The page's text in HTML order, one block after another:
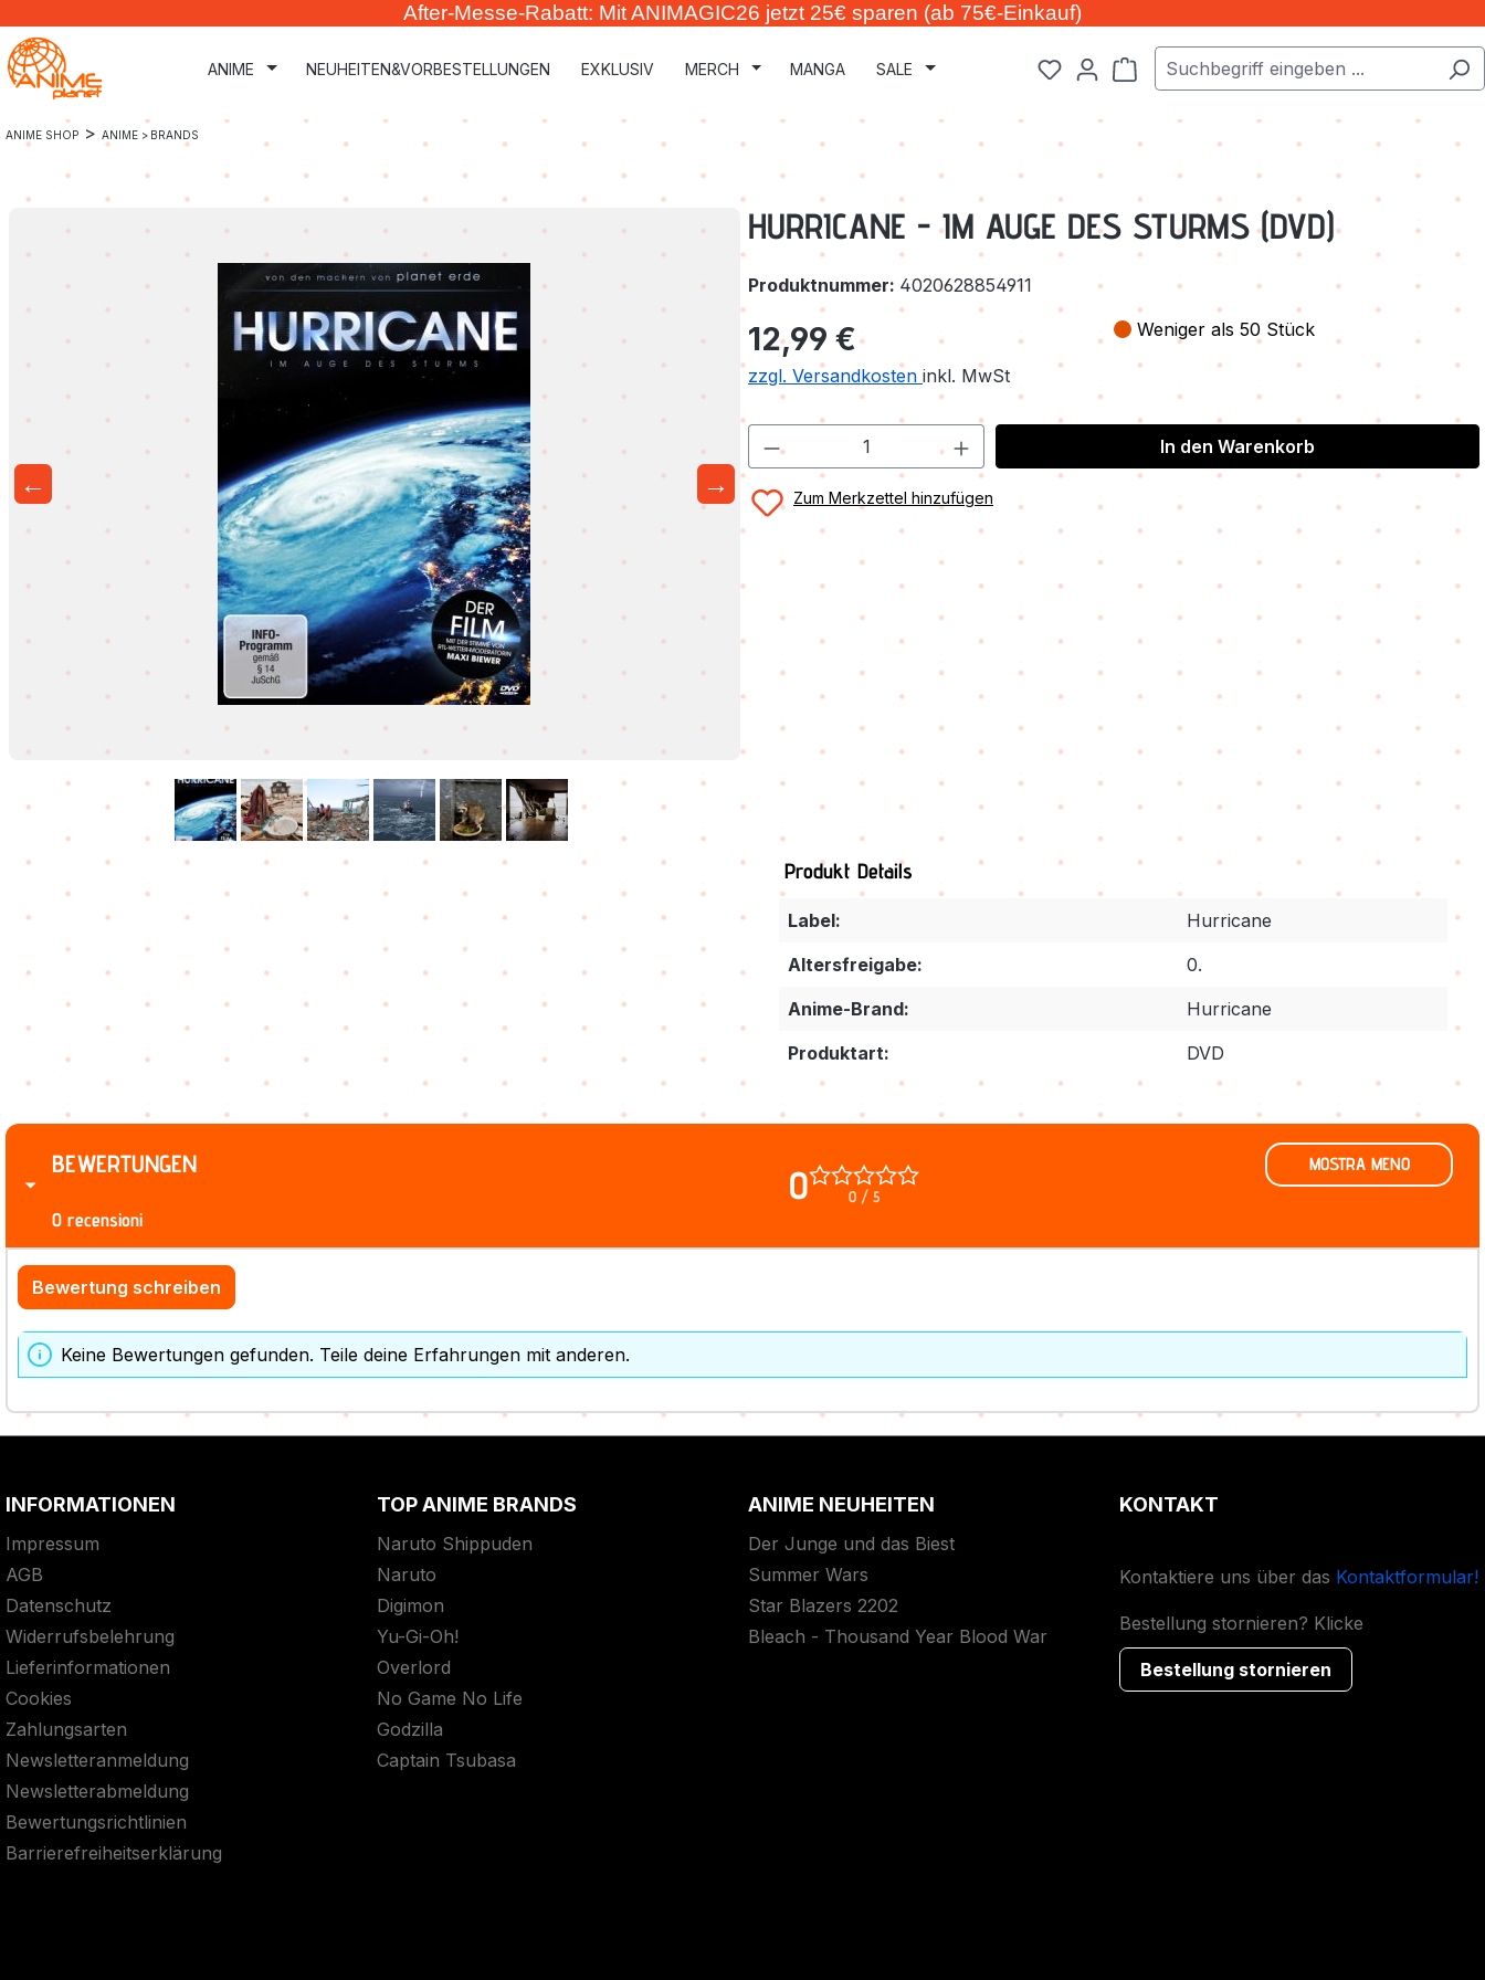
Hauptinhalt springen
Zur Suche springen
Zur Hauptnavigation springen
After-Messe-Rabatt: Mit ANIMAGIC26 jetzt 25€ sparen (ab 75€-Einkauf)
ANIME NEUHEITEN&VORBESTELLUNGEN EXKLUSIV MERCH MANGA SALE Warenkorb enthält 0 Positionen. Der
ANIME SHOP > ANIME > BRANDS
← →
HURRICANE - IM AUGE DES STURMS (DVD)
Produktnummer: 4020628854911
Regulärer Preis:
12,99 €
zzgl. Versandkosten inkl. MwSt
Weniger als 50 Stück
In den Warenkorb
Zum Merkzettel hinzufügen
Produkt Details
Label:
Hurricane
Altersfreigabe:
0.
Anime-Brand:
Hurricane
Produktart:
DVD
BEWERTUNGEN 0 0 / 5
0 recensioni
MOSTRA MENO
Bewertung schreiben
Keine Bewertungen gefunden. Teile deine Erfahrungen mit anderen.
INFORMATIONEN
Impressum
AGB
Datenschutz
Widerrufsbelehrung
Lieferinformationen
Cookies
Zahlungsarten
Newsletteranmeldung
Newsletterabmeldung
Bewertungsrichtlinien
Barrierefreiheitserklärung
TOP ANIME BRANDS
Naruto Shippuden
Naruto
Digimon
Yu-Gi-Oh!
Overlord
No Game No Life
Godzilla
Captain Tsubasa
ANIME NEUHEITEN
Der Junge und das Biest
Summer Wars
Star Blazers 2202
Bleach - Thousand Year Blood War
KONTAKT
Kontaktiere uns über das Kontaktformular!
Bestellung stornieren? Klicke
Bestellung stornieren